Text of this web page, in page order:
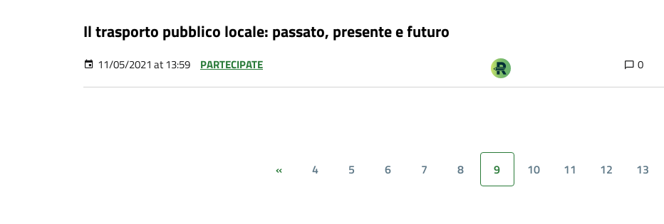
Il trasporto pubblico locale: passato, presente e futuro
11/05/2021 at 13:59 PARTECIPATE 0
« 4 5 6 7 8 9 10 11 12 13